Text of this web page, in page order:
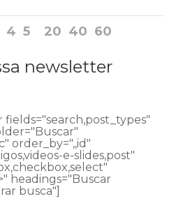
4 5 20 40 60
newsletter
fields="search,post_types"
order_by=",,id"
e-slides,post"
headings="Buscar
busca"]